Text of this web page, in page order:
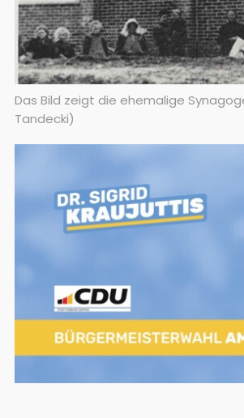
Das Bild zeigt die ehemalige
Tandecki)